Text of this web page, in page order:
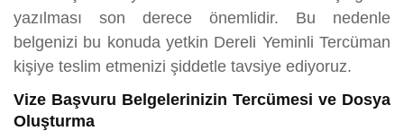
yazılması son derece önemlidir. Bu nedenle
belgenizi bu konuda yetkin Dereli Yeminli Tercüman
kişiye teslim etmenizi şiddetle tavsiye ediyoruz.
Vize Başvuru Belgelerinizin Tercümesi ve Dosya
Oluşturma